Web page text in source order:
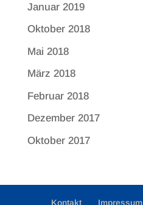
Januar 2019
Oktober 2018
Mai 2018
März 2018
Februar 2018
Dezember 2017
Oktober 2017
Kontakt Impressum